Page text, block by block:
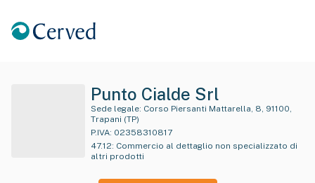
Punto Cialde Srl
Sede legale:
Trapani (TP)
P.IVA: 02358310817
47.12: Commercio al dettaglio non specializzato di
altri prodotti